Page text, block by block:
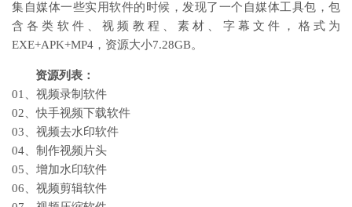
集自媒体一些实用软件的时候，发现了一个自媒体工具包，包
含各类软件、视频教程、素材、字幕文件，格式为
EXE+APK+MP4，资源大小7.28GB。
资源列表：
01、视频录制软件
02、快手视频下载软件
03、视频去水印软件
04、制作视频片头
05、增加水印软件
06、视频剪辑软件